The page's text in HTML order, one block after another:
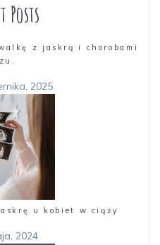
Posts
z jaskrą i chorobami
2025
u kobiet w ciąży
2024